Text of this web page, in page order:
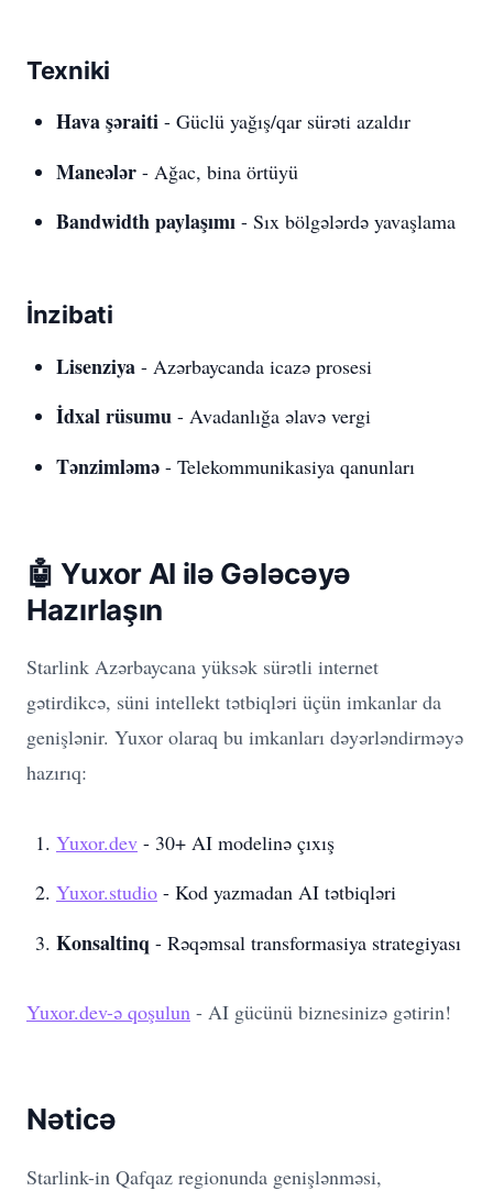
Texniki
Hava şəraiti - Güclü yağış/qar sürəti azaldır
Maneələr - Ağac, bina örtüyü
Bandwidth paylaşımı - Sıx bölgələrdə yavaşlama
İnzibati
Lisenziya - Azərbaycanda icazə prosesi
İdxal rüsumu - Avadanlığa əlavə vergi
Tənzimləmə - Telekommunikasiya qanunları
🤖 Yuxor AI ilə Gələcəyə
Hazırlaşın
Starlink Azərbaycana yüksək sürətli internet
gətirdikcə, süni intellekt tətbiqləri üçün imkanlar da
genişlənir. Yuxor olaraq bu imkanları dəyərləndirməyə
hazırıq:
Yuxor.dev - 30+ AI modelinə çıxış
Yuxor.studio - Kod yazmadan AI tətbiqləri
Konsaltinq - Rəqəmsal transformasiya strategiyası
Yuxor.dev-ə qoşulun - AI gücünü biznesinizə gətirin!
Nəticə
Starlink-in Qafqaz regionunda genişlənməsi,